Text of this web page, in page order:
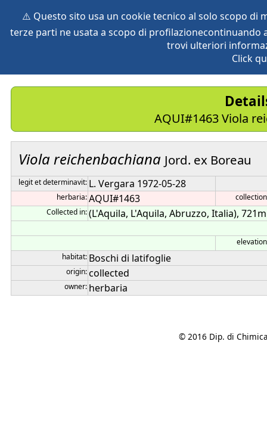
⚠️ Questo sito usa un cookie tecnico al solo scopo di
terze parti ne usata a scopo di
trovi ulteriori
Click
vegetation global db
AQUI#1463 Viola
Viola reichenbachiana Jord. ex Boreau
legit et determinavit: L. Vergara 1972-05-28
herbaria:AQUI#1463
Collected in:(L'Aquila, L'Aquila, Abruzzo, Italia),
habitat: Boschi di latifoglie
origin:collected
owner: herbaria
© 2016 Dip. di